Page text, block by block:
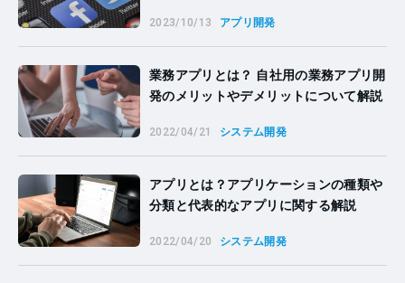
2023/10/13 アプリ開発
業務アプリとは？ 自社用の業務アプリ開
発のメリットやデメリットについて解説
2022/04/21 システム開発
アプリとは？アプリケーションの種類や
分類と代表的なアプリに関する解説
2022/04/20 システム開発